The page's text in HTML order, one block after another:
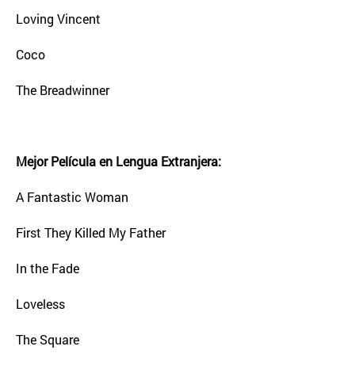
Loving Vincent
Coco
The Breadwinner
Mejor Película en Lengua Extranjera:
A Fantastic Woman
First They Killed My Father
In the Fade
Loveless
The Square